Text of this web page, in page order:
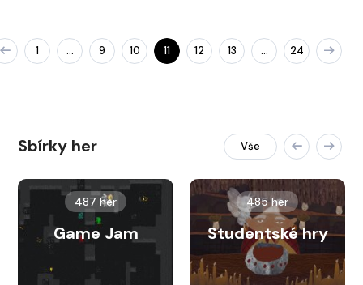
1 … 9 10 11 12 13 … 24
Sbírky her Vše
487 her
Game Jam
485 her
Studentské hry